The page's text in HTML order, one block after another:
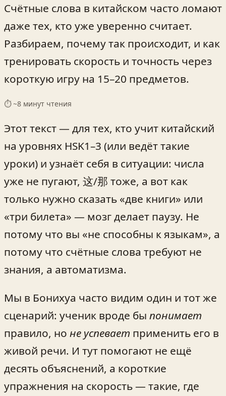
Счётные слова в китайском часто ломают
даже тех, кто уже уверенно считает.
Разбираем, почему так происходит, и как
тренировать скорость и точность через
короткую игру на 15–20 предметов.
⏱ ~8 минут чтения
Этот текст — для тех, кто учит китайский
на уровнях HSK1–3 (или ведёт такие
уроки) и узнаёт себя в ситуации: числа
уже не пугают, 这/那 тоже, а вот как
только нужно сказать «две книги» или
«три билета» — мозг делает паузу. Не
потому что вы «не способны к языкам», а
потому что счётные слова требуют не
знания, а автоматизма.
Мы в Бонихуа часто видим один и тот же
сценарий: ученик вроде бы понимает
правило, но не успевает применить его в
живой речи. И тут помогают не ещё
десять объяснений, а короткие
упражнения на скорость — такие, где